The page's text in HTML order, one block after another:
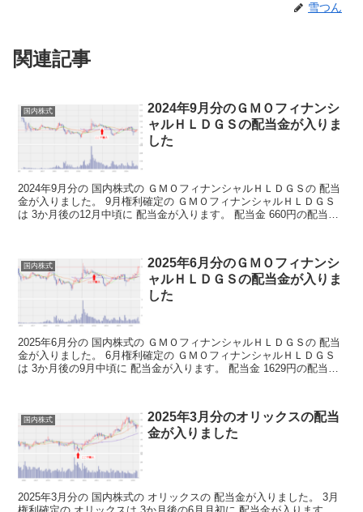
雪つん
関連記事
国内株式
2024年9月分のＧＭＯフィナンシ
ャルＨＬＤＧＳの配当金が入りま
した
2024年9月分の 国内株式の ＧＭＯフィナンシャルＨＬＤＧＳの 配当
金が入りました。 9月権利確定の ＧＭＯフィナンシャルＨＬＤＧＳ
は 3か月後の12月中頃に 配当金が入ります。 配当金 660円の配当金
国内株式
2025年6月分のＧＭＯフィナンシ
ャルＨＬＤＧＳの配当金が入りま
した
2025年6月分の 国内株式の ＧＭＯフィナンシャルＨＬＤＧＳの 配当
金が入りました。 6月権利確定の ＧＭＯフィナンシャルＨＬＤＧＳ
は 3か月後の9月中頃に 配当金が入ります。 配当金 1629円の配当金
国内株式
2025年3月分のオリックスの配当
金が入りました
2025年3月分の 国内株式の オリックスの 配当金が入りました。 3月